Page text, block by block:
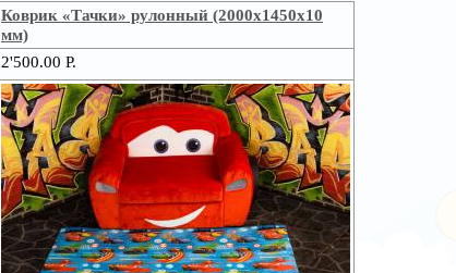
Коврик «Тачки» рулонный (2000х1450х10
мм)
2'500.00 Р.